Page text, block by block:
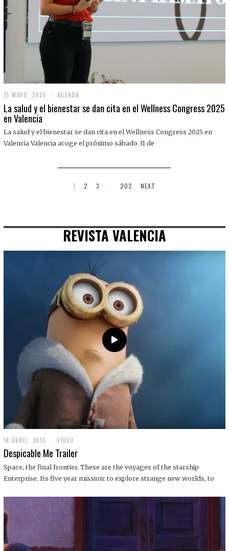
21 MAYO, 2025
1
M
O
,
AGENDA
La salud y el bienestar se dan cita en el Wellness Congress 2025
en Valencia
La salud y el bienestar se dan cita en el Wellness Congress 2025 en
Valencia Valencia acoge el próximo sábado 31 de
1 2 3 202 NEXT
REVISTA VALENCIA
14 ABRIL, 2013
9
D
C
I
1
VIDEO
Despicable Me Trailer
Space, the final frontier. These are the voyages of the starship
Enterprise. Its five year mission: to explore strange new worlds, to